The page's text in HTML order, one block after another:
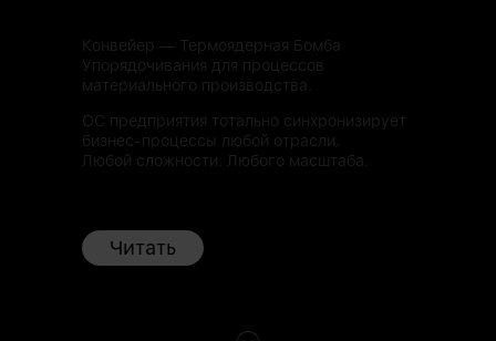
Конвейер — Термоядерная Бомба
Упорядочивания для процессов
материального производства.
ОС предприятия тотально синхронизирует
бизнес-процессы любой отрасли.
Любой сложности. Любого масштаба.
Читать